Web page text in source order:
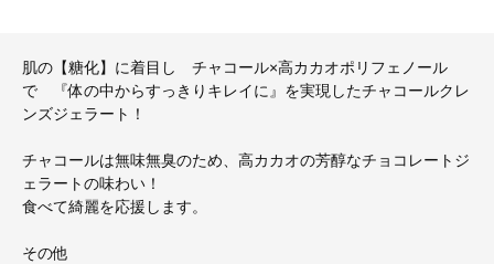
肌の【糖化】に着目し チャコール×高カカオポリフェノール
で 『体の中からすっきりキレイに』を実現したチャコールクレ
ンズジェラート！
チャコールは無味無臭のため、高カカオの芳醇なチョコレートジ
ェラートの味わい！
食べて綺麗を応援します。
その他